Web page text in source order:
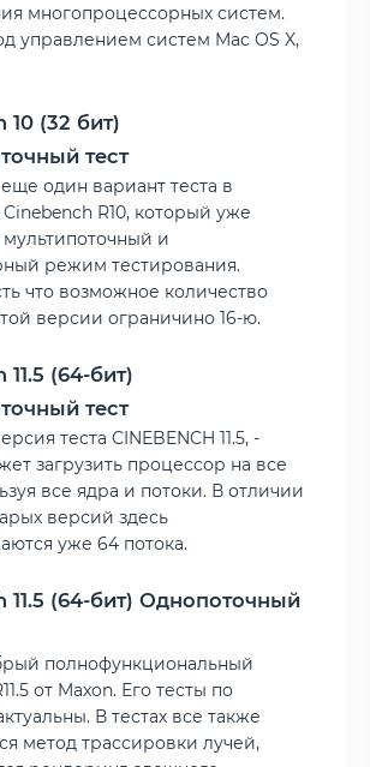
многопроцессорных систем.
управлением систем Mac OS X,
10 (32 бит)
тест
один вариант теста в
R10, который уже
мультипоточный и
режим тестирования.
что возможное количество
версии ограничино 16-ю.
(64-бит)
тест
теста CINEBENCH 11.5, -
загрузить процессор на все
все ядра и потоки. В отличии
версий здесь
уже 64 потока.
11.5 (64-бит) Однопоточный
полнофункциональный
от Maxon. Его тесты по
В тестах все также
метод трассировки лучей,